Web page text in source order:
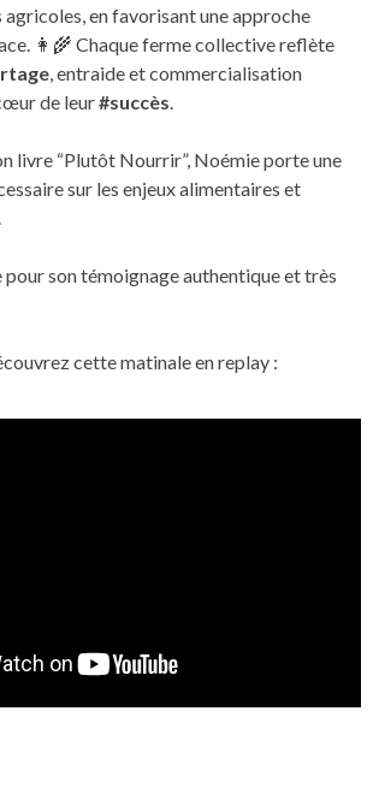
en favorisant une approche
👩‍🌾 Chaque ferme collective reflète
, entraide et commercialisation
de leur#succès.
livre “Plutôt Nourrir”, Noémie porte une
sur les enjeux alimentaires et
son témoignage authentique et très
cette matinale en replay :